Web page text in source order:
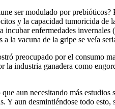
ser modulado por
y la capacidad tumoricida
incubar enfermedades
la vacuna de la gripe se veía
preocupado por el consumo
la industria ganadera como
aun necesitando más
aun desmintiéndose todo